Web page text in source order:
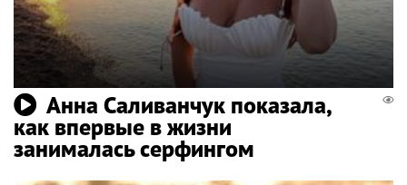
Анна Саливанчук показала,
как впервые в жизни
занималась серфингом